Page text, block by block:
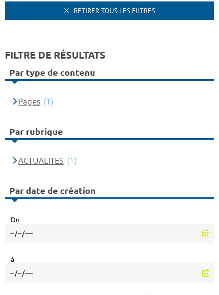
RETIRER TOUS LES FILTRES
FILTRE DE RÉSULTATS
Par type de contenu
Pages (1)
Par rubrique
ACTUALITES (1)
Par date de création
Du
à